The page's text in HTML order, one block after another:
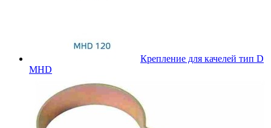
Крепление для качелей тип D
MHD